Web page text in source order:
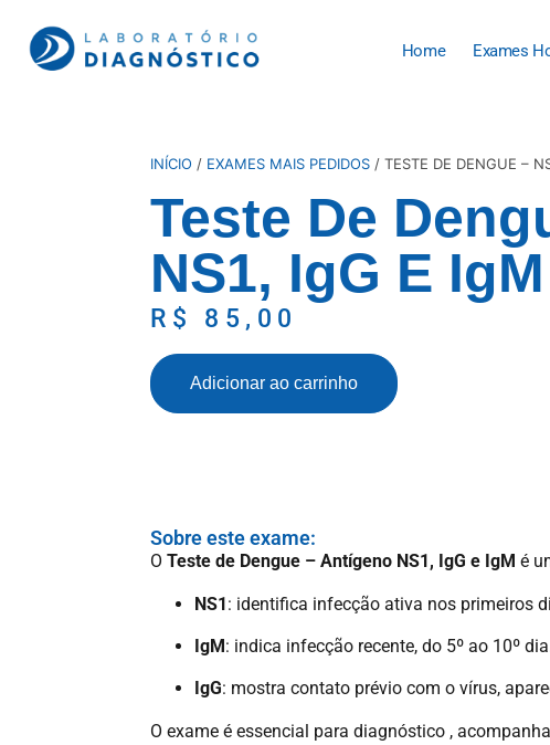
Home Exames
INÍCIO / EXAMES MAIS PEDIDOS / TESTE DE DENGUE –
Teste De
NS1, IgG E IgM
R$ 85,00
Adicionar ao carrinho
Sobre este exame:
OTeste de Dengue – Antígeno NS1, IgG e IgM é
NS1: identifica infecção ativa nos primeiros
IgM: indica infecção recente, do 5º ao 10º
IgG: mostra contato prévio com o vírus,
O exame é essencial para diagnóstico ,